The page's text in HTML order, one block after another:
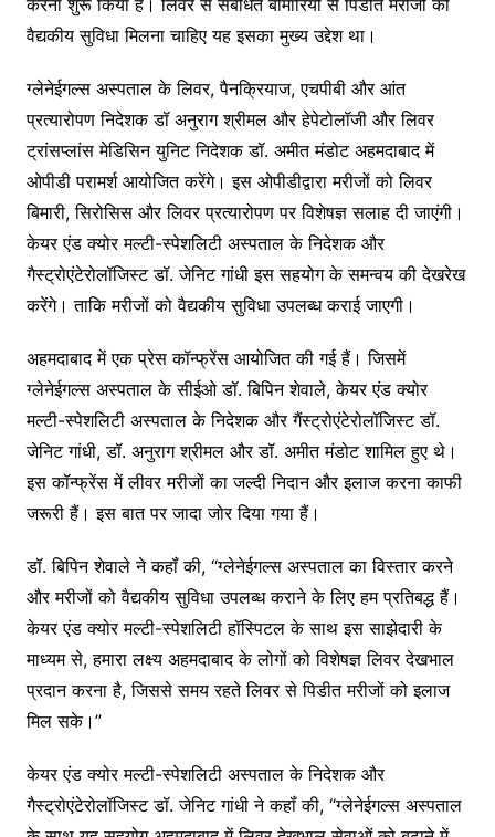
करना शुरू किया हैं। लिवर से संबंधित बीमारियों से पिडीत मरीजों को
वैद्यकीय सुविधा मिलना चाहिए यह इसका मुख्य उद्देश था।
ग्लेनेईगल्स अस्पताल के लिवर, पैनक्रियाज, एचपीबी और आंत
प्रत्यारोपण निदेशक डॉ अनुराग श्रीमल और हेपेटोलॉजी और लिवर
ट्रांसप्लांस मेडिसिन युनिट निदेशक डॉ. अमीत मंडोट अहमदाबाद में
ओपीडी परामर्श आयोजित करेंगे। इस ओपीडीद्वारा मरीजों को लिवर
बिमारी, सिरोसिस और लिवर प्रत्यारोपण पर विशेषज्ञ सलाह दी जाएंगी।
केयर एंड क्योर मल्टी-स्पेशलिटी अस्पताल के निदेशक और
गैस्ट्रोएंटेरोलॉजिस्ट डॉ. जेनिट गांधी इस सहयोग के समन्वय की देखरेख
करेंगे। ताकि मरीजों को वैद्यकीय सुविधा उपलब्ध कराई जाएगी।
अहमदाबाद में एक प्रेस कॉन्फ्रेंस आयोजित की गई हैं। जिसमें
ग्लेनेईगल्स अस्पताल के सीईओ डॉ. बिपिन शेवाले, केयर एंड क्योर
मल्टी-स्पेशलिटी अस्पताल के निदेशक और गैंस्ट्रोएंटेरोलॉजिस्ट डॉ.
जेनिट गांधी, डॉ. अनुराग श्रीमल और डॉ. अमीत मंडोट शामिल हुए थे।
इस कॉन्फ्रेंस में लीवर मरीजों का जल्दी निदान और इलाज करना काफी
जरूरी हैं। इस बात पर जादा जोर दिया गया हैं।
डॉ. बिपिन शेवाले ने कहॉं की, “ग्लेनेईगल्स अस्पताल का विस्तार करने
और मरीजों को वैद्यकीय सुविधा उपलब्ध कराने के लिए हम प्रतिबद्ध हैं।
केयर एंड क्योर मल्टी-स्पेशलिटी हॉस्पिटल के साथ इस साझेदारी के
माध्यम से, हमारा लक्ष्य अहमदाबाद के लोगों को विशेषज्ञ लिवर देखभाल
प्रदान करना है, जिससे समय रहते लिवर से पिडीत मरीजों को इलाज
मिल सके।”
केयर एंड क्योर मल्टी-स्पेशलिटी अस्पताल के निदेशक और
गैस्ट्रोएंटेरोलॉजिस्ट डॉ. जेनिट गांधी ने कहॉं की, “ग्लेनेईगल्स अस्पताल